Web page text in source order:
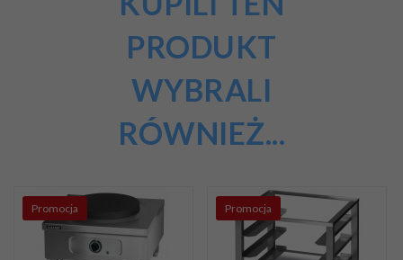
PRODUKT
WYBRALI
RÓWNIEŻ...
Promocja Promocja